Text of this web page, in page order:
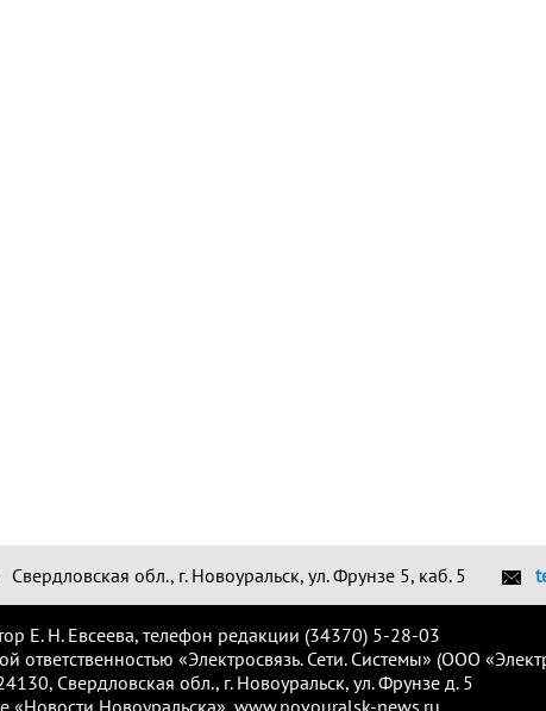
Свердловская обл., г. Новоуральск, ул. Фрунзе 5, каб. 5
Е. Н. Евсеева, телефон редакции (34370) 5-28-03
ответственностью «Электросвязь. Сети. Системы» (ООО
Свердловская обл., г. Новоуральск, ул. Фрунзе д. 5